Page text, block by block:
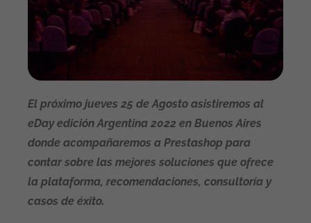
El próximo jueves 25 de Agosto asistiremos al
eDay edición Argentina 2022 en Buenos Aires
donde acompañaremos a Prestashop para
contar sobre las mejores soluciones que ofrece
la plataforma, recomendaciones, consultoría y
casos de éxito.